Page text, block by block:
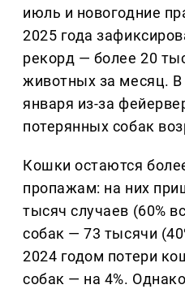
июль и новогодние
2025 года
рекорд — более 20
животных за месяц.
января из-за
потерянных собак
Кошки остаются
пропажам: на них
тысяч случаев (60%
собак — 73 тысячи
2024 годом потери
собак — на 4%.